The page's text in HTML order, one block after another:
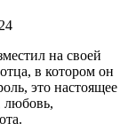
на своей
в котором он
это настоящее
любовь,